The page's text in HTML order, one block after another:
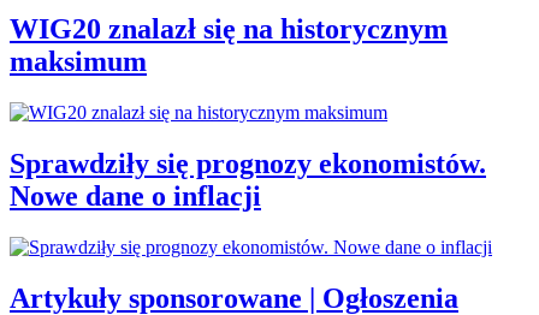
WIG20 znalazł się na historycznym
maksimum
Sprawdziły się prognozy ekonomistów.
Nowe dane o inflacji
Artykuły sponsorowane | Ogłoszenia